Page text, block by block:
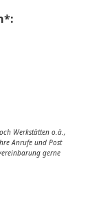
Werkstätten o.ä.,
Anrufe und Post
gerne